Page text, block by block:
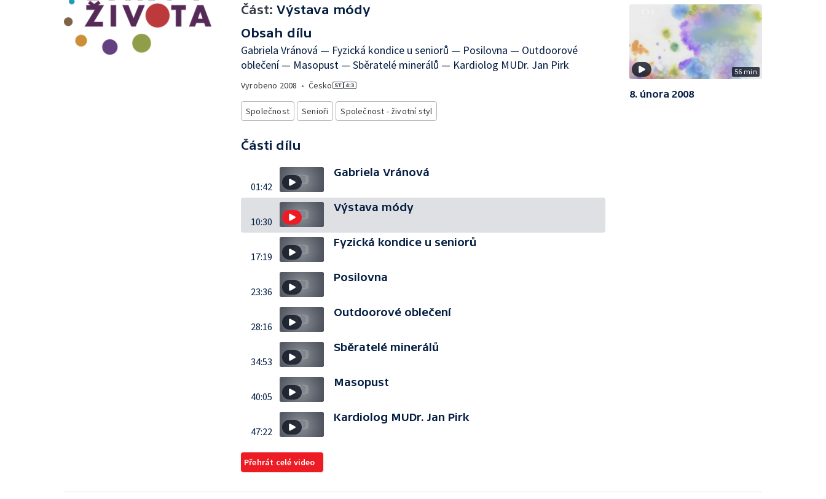
Část: Výstava módy
Obsah dílu
Gabriela Vránová — Fyzická kondice u seniorů — Posilovna — Outdoorové
oblečení — Masopust — Sběratelé minerálů — Kardiolog MUDr. Jan Pirk
Vyrobeno 2008 • Česko
Společnost Senioři Společnost - životní styl
Části dílu
01:42
Gabriela Vránová
10:30
Výstava módy
17:19
Fyzická kondice u seniorů
23:36
Posilovna
28:16
Outdoorové oblečení
34:53
Sběratelé minerálů
40:05
Masopust
47:22
Kardiolog MUDr. Jan Pirk
Přehrát celé video
56 min
8. února 2008